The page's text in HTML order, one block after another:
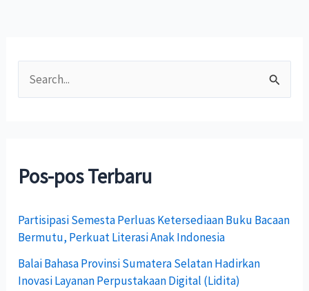
u
t
k
Pos-pos Terbaru
Partisipasi Semesta Perluas Ketersediaan Buku Bacaan
Bermutu, Perkuat Literasi Anak Indonesia
Balai Bahasa Provinsi Sumatera Selatan Hadirkan
Inovasi Layanan Perpustakaan Digital (Lidita)